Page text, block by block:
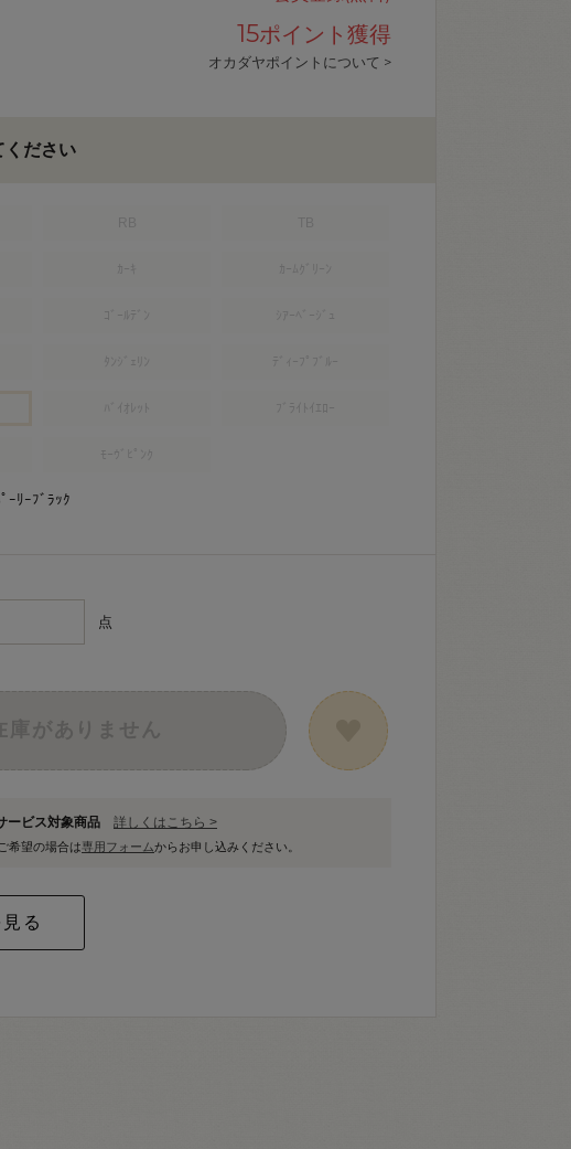
15ポイント獲得
オカダヤポイントについて >
ください
ｰﾘｰﾌﾞﾗｯｸ
点
ービス対象商品 詳しくはこちら >
希望の場合は専用フォームからお申し込みください。